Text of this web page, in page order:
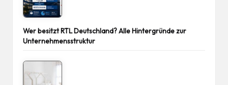
Wer besitzt RTL Deutschland? Alle Hintergründe zur
Unternehmensstruktur